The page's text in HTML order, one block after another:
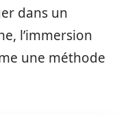
dans un
l’immersion
une méthode